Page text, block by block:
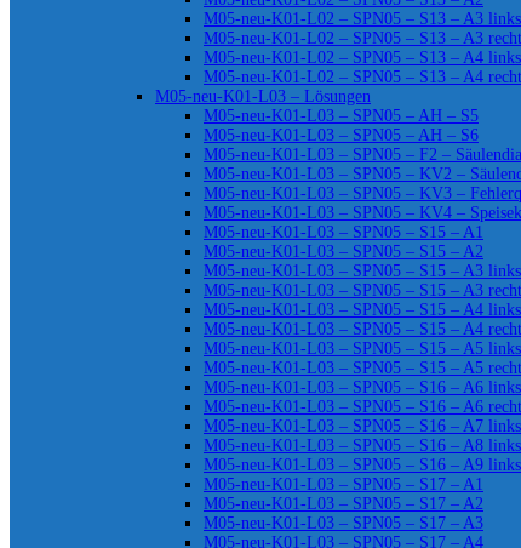
M05-neu-K01-L02 – SPN05 – S13 – A3 links
M05-neu-K01-L02 – SPN05 – S13 – A3
M05-neu-K01-L02 – SPN05 – S13 – A4 links
M05-neu-K01-L02 – SPN05 – S13 – A4
M05-neu-K01-L03 – Lösungen
M05-neu-K01-L03 – SPN05 – AH – S5
M05-neu-K01-L03 – SPN05 – AH – S6
M05-neu-K01-L03 – SPN05 – F2 –
M05-neu-K01-L03 – SPN05 – KV2 –
M05-neu-K01-L03 – SPN05 – KV3 –
M05-neu-K01-L03 – SPN05 – KV4 –
M05-neu-K01-L03 – SPN05 – S15 – A1
M05-neu-K01-L03 – SPN05 – S15 – A2
M05-neu-K01-L03 – SPN05 – S15 – A3 links
M05-neu-K01-L03 – SPN05 – S15 – A3
M05-neu-K01-L03 – SPN05 – S15 – A4 links
M05-neu-K01-L03 – SPN05 – S15 – A4
M05-neu-K01-L03 – SPN05 – S15 – A5 links
M05-neu-K01-L03 – SPN05 – S15 – A5
M05-neu-K01-L03 – SPN05 – S16 – A6 links
M05-neu-K01-L03 – SPN05 – S16 – A6
M05-neu-K01-L03 – SPN05 – S16 – A7 links
M05-neu-K01-L03 – SPN05 – S16 – A8 links
M05-neu-K01-L03 – SPN05 – S16 – A9 links
M05-neu-K01-L03 – SPN05 – S17 – A1
M05-neu-K01-L03 – SPN05 – S17 – A2
M05-neu-K01-L03 – SPN05 – S17 – A3
M05-neu-K01-L03 – SPN05 – S17 – A4